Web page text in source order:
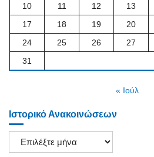
10
11 12 13
17
18 19 20
24
25 26 27
31
« Ιούλ
Ιστορικό Ανακοινώσεων
Ιστορικό
Ανακοινώσεων